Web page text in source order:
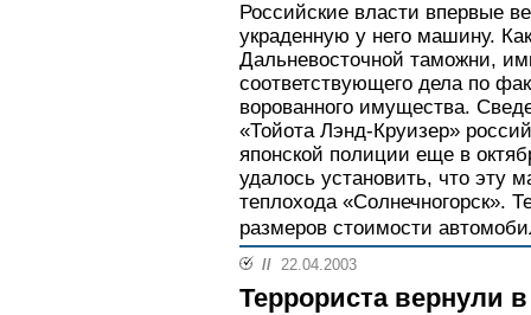
Российские власти впервые
украденную у него машину.
Дальневосточной таможни,
соответствующего дела по
ворованного имущества.
«Тойота Лэнд-Круизер»
японской полиции еще в
удалось установить, что эту
теплохода «Солнечногорск».
размеров стоимости
// 22.04.2003
Террориста вернули